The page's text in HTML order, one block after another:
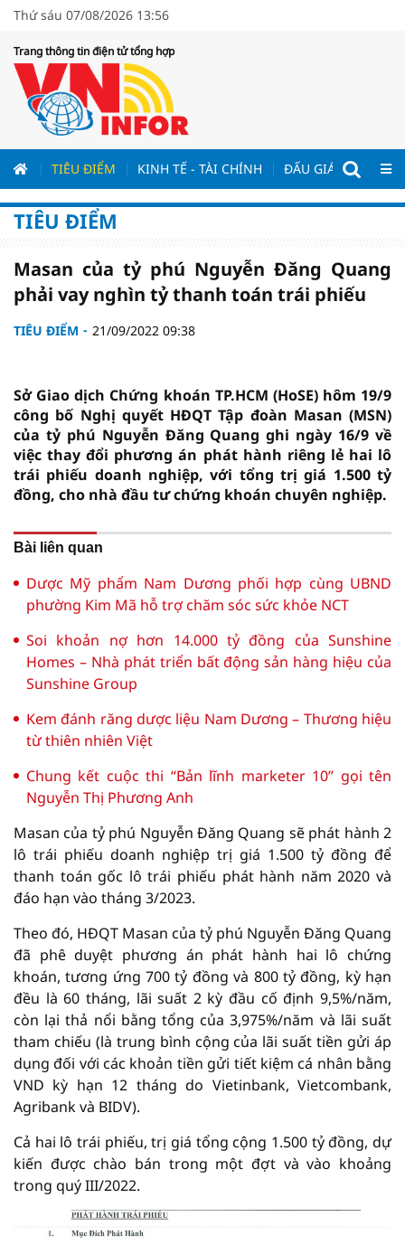
Thứ sáu 07/08/2026 13:56
Trang thông tin điện tử tổng hợp
TIÊU ĐIỂM KINH TẾ - TÀI CHÍNH ĐẤU GIÁ - ĐẤU
TIÊU ĐIỂM
Masan của tỷ phú Nguyễn Đăng Quang
phải vay nghìn tỷ thanh toán trái phiếu
TIÊU ĐIỂM 21/09/2022 09:38
Sở Giao dịch Chứng khoán TP.HCM (HoSE) hôm 19/9
công bố Nghị quyết HĐQT Tập đoàn Masan (MSN)
của tỷ phú Nguyễn Đăng Quang ghi ngày 16/9 về
việc thay đổi phương án phát hành riêng lẻ hai lô
trái phiếu doanh nghiệp, với tổng trị giá 1.500 tỷ
đồng, cho nhà đầu tư chứng khoán chuyên nghiệp.
Bài liên quan
Dược Mỹ phẩm Nam Dương phối hợp cùng UBND
phường Kim Mã hỗ trợ chăm sóc sức khỏe NCT
Soi khoản nợ hơn 14.000 tỷ đồng của Sunshine
Homes – Nhà phát triển bất động sản hàng hiệu của
Sunshine Group
Kem đánh răng dược liệu Nam Dương – Thương hiệu
từ thiên nhiên Việt
Chung kết cuộc thi “Bản lĩnh marketer 10” gọi tên
Nguyễn Thị Phương Anh
Masan của tỷ phú Nguyễn Đăng Quang sẽ phát hành 2
lô trái phiếu doanh nghiệp trị giá 1.500 tỷ đồng để
thanh toán gốc lô trái phiếu phát hành năm 2020 và
đáo hạn vào tháng 3/2023.
Theo đó, HĐQT Masan của tỷ phú Nguyễn Đăng Quang
đã phê duyệt phương án phát hành hai lô chứng
khoán, tương ứng 700 tỷ đồng và 800 tỷ đồng, kỳ hạn
đều là 60 tháng, lãi suất 2 kỳ đầu cố định 9,5%/năm,
còn lại thả nổi bằng tổng của 3,975%/năm và lãi suất
tham chiếu (là trung bình cộng của lãi suất tiền gửi áp
dụng đối với các khoản tiền gửi tiết kiệm cá nhân bằng
VND kỳ hạn 12 tháng do Vietinbank, Vietcombank,
Agribank và BIDV).
Cả hai lô trái phiếu, trị giá tổng cộng 1.500 tỷ đồng, dự
kiến được chào bán trong một đợt và vào khoảng
trong quý III/2022.